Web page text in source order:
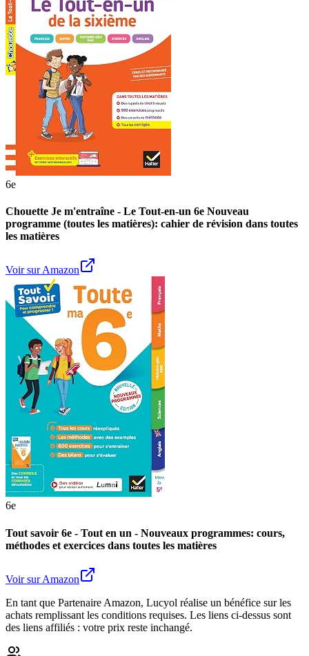
6e
Chouette Je m'entraîne - Le Tout-en-un 6e Nouveau
programme (toutes les matières): cahier de révision dans toutes
les matières
Voir sur Amazon
6e
Tout savoir 6e - Tout en un - Nouveaux programmes: cours,
méthodes et exercices dans toutes les matières
Voir sur Amazon
En tant que Partenaire Amazon, Lucyol réalise un bénéfice sur les
achats remplissant les conditions requises. Les liens ci-dessus sont
des liens affiliés : votre prix reste inchangé.